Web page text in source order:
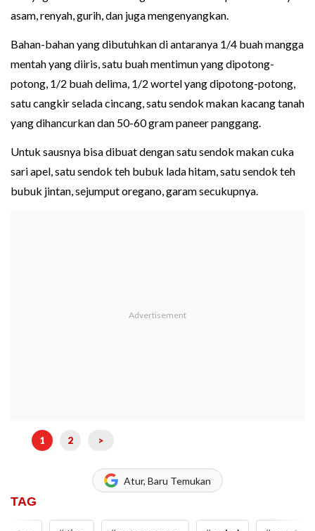
asam, renyah, gurih, dan juga mengenyangkan.
Bahan-bahan yang dibutuhkan di antaranya 1/4 buah mangga
mentah yang diiris, satu buah mentimun yang dipotong-
potong, 1/2 buah delima, 1/2 wortel yang dipotong-potong,
satu cangkir selada cincang, satu sendok makan kacang tanah
yang dihancurkan dan 50-60 gram paneer panggang.
Untuk sausnya bisa dibuat dengan satu sendok makan cuka
sari apel, satu sendok teh bubuk lada hitam, satu sendok teh
bubuk jintan, sejumput oregano, garam secukupnya.
1 2 >
Atur, Baru Temukan
TAG